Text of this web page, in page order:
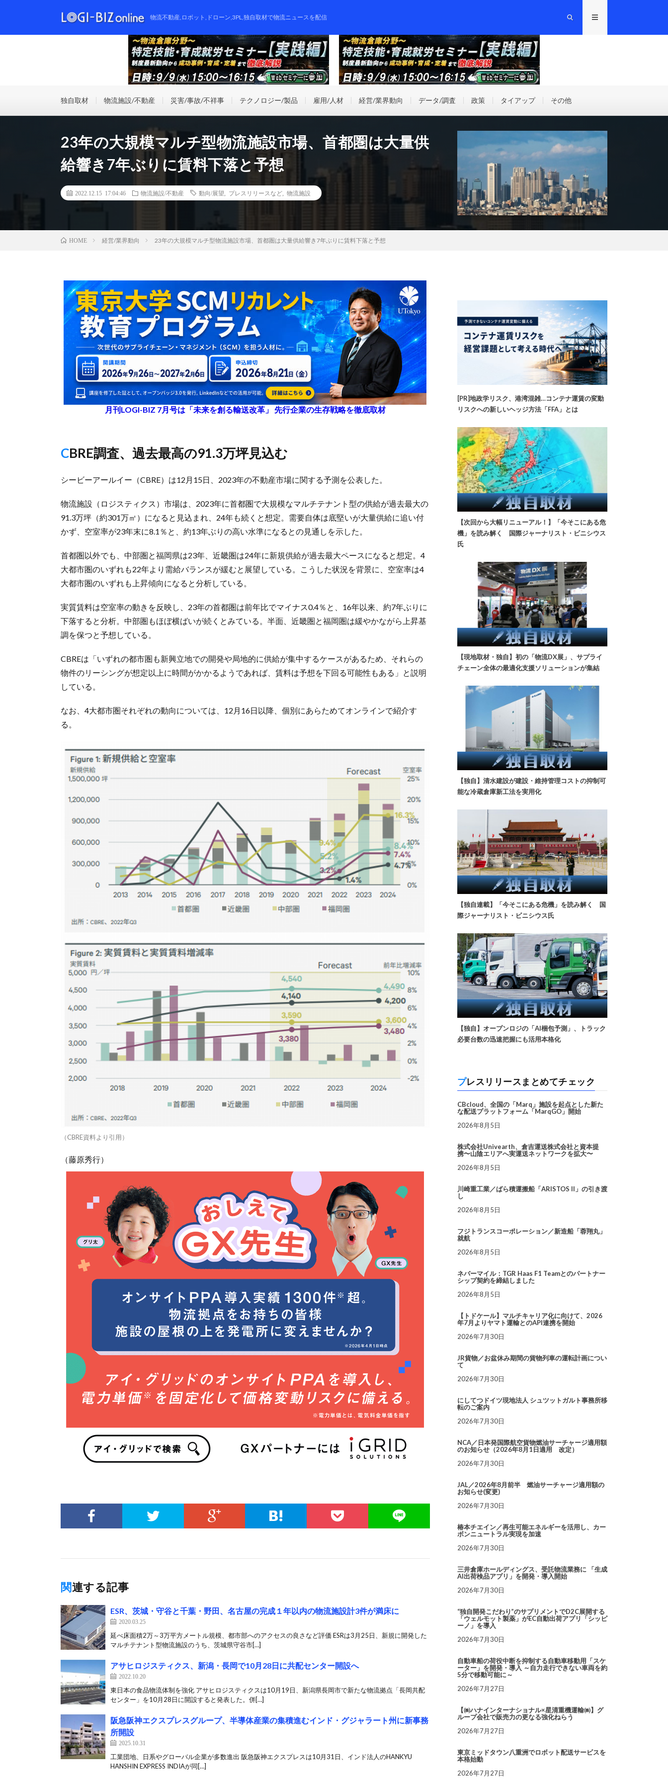
物流不動産,ロボット,ドローン,3PL,独自取材で物流ニュースを配信
独自取材 物流施設/不動産 災害/事故/不祥事 テクノロジー/製品 雇用/人材 経営/業界動向 データ/調査 政策 タイアップ その他
23年の大規模マルチ型物流施設市場、首都圏は大量供
給響き7年ぶりに賃料下落と予想
2022.12.15 17:04:46 物流施設/不動産 動向/展望 プレスリリースなど 物流施設
HOME 経営/業界動向 23年の大規模マルチ型物流施設市場、首都圏は大量供給響き7年ぶりに賃料下落と予想
月刊LOGI-BIZ 7月号は「未来を創る輸送改革」 先行企業の生存戦略を徹底取材
CBRE調査、過去最高の91.3万坪見込む
シービーアールイー（CBRE）は12月15日、2023年の不動産市場に関する予測を公表した。
物流施設（ロジスティクス）市場は、2023年に首都圏で大規模なマルチテナント型の供給が過去最大の
91.3万坪（約301万㎡）になると見込まれ、24年も続くと想定。需要自体は底堅いが大量供給に追い付
かず、空室率が23年末に8.1％と、約13年ぶりの高い水準になるとの見通しを示した。
首都圏以外でも、中部圏と福岡県は23年、近畿圏は24年に新規供給が過去最大ペースになると想定。4
大都市圏のいずれも22年より需給バランスが緩むと展望している。こうした状況を背景に、空室率は4
大都市圏のいずれも上昇傾向になると分析している。
実質賃料は空室率の動きを反映し、23年の首都圏は前年比でマイナス0.4％と、16年以来、約7年ぶりに
下落すると分析。中部圏もほぼ横ばいが続くとみている。半面、近畿圏と福岡圏は緩やかながら上昇基
調を保つと予想している。
CBREは「いずれの都市圏も新興立地での開発や局地的に供給が集中するケースがあるため、それらの
物件のリーシングが想定以上に時間がかかるようであれば、賃料は予想を下回る可能性もある」と説明
している。
なお、4大都市圏それぞれの動向については、12月16日以降、個別にあらためてオンラインで紹介す
る。
（CBRE資料より引用）
（藤原秀行）
関連する記事
ESR、茨城・守谷と千葉・野田、名古屋の完成１年以内の物流施設計3件が満床に
2020.03.25
延べ床面積2万～3万平方メートル規模、都市部へのアクセスの良さなど評価 ESRは3月25日、新規に開発した
マルチテナント型物流施設のうち、茨城県守谷市[…]
アサヒロジスティクス、新潟・長岡で10月28日に共配センター開設へ
2022.10.20
東日本の食品物流体制を強化 アサヒロジスティクスは10月19日、新潟県長岡市で新たな物流拠点「長岡共配
センター」を10月28日に開設すると発表した。併[…]
阪急阪神エクスプレスグループ、半導体産業の集積進むインド・グジャラート州に新事務
所開設
2025.10.31
工業団地、日系やグローバル企業が多数進出 阪急阪神エクスプレスは10月31日、インド法人のHANKYU
HANSHIN EXPRESS INDIAが同[…]
[PR]地政学リスク、港湾混雑…コンテナ運賃の変動
リスクへの新しいヘッジ方法「FFA」とは
【次回から大幅リニューアル！】「今そこにある危
機」を読み解く 国際ジャーナリスト・ビニシウス
氏
【現地取材・独自】初の「物流DX展」、サプライ
チェーン全体の最適化支援ソリューションが集結
【独自】清水建設が建設・維持管理コストの抑制可
能な冷蔵倉庫新工法を実用化
【独自連載】「今そこにある危機」を読み解く 国
際ジャーナリスト・ビニシウス氏
【独自】オープンロジの「AI梱包予測」、トラック
必要台数の迅速把握にも活用本格化
プレスリリースまとめてチェック
CBcloud、全国の「Marq」施設を起点とした新た
な配送プラットフォーム「MarqGO」開始
2026年8月5日
株式会社Univearth、倉吉運送株式会社と資本提
携〜山陰エリアへ実運送ネットワークを拡大〜
2026年8月5日
川崎重工業／ばら積運搬船「ARISTOS II」の引き渡
し
2026年8月5日
フジトランスコーポレーション／新造船「蓉翔丸」
就航
2026年8月5日
ネバーマイル：TGR Haas F1 Teamとのパートナー
シップ契約を締結しました
2026年8月5日
【トドケール】マルチキャリア化に向けて、2026
年7月よりヤマト運輸とのAPI連携を開始
2026年7月30日
JR貨物／お盆休み期間の貨物列車の運転計画につい
て
2026年7月30日
にしてつドイツ現地法人 シュツットガルト事務所移
転のご案内
2026年7月30日
NCA／日本発国際航空貨物燃油サーチャージ適用額
のお知らせ（2026年8月1日適用 改定）
2026年7月30日
JAL／2026年8月前半 燃油サーチャージ適用額の
お知らせ(変更)
2026年7月30日
椿本チエイン／再生可能エネルギーを活用し、カー
ボンニュートラル実現を加速
2026年7月30日
三井倉庫ホールディングス、受託物流業務に 「生成
AI出荷検品アプリ」を開発・導入開始
2026年7月30日
“独自開発こだわり”のサプリメントでD2C展開する
「ウェルモット製薬」がEC自動出荷アプリ「シッピ
ーノ」を導入
2026年7月30日
自動車船の荷役中断を抑制する自動車移動用「スケ
ーター」を開発・導入 ～自力走行できない車両を約
5分で移動可能に～
2026年7月27日
【㈱ハナインターナショナル×星清重機運輸㈱】グ
ループ会社で販売力の更なる強化ねらう
2026年7月27日
東京ミッドタウン八重洲でロボット配送サービスを
本格始動
2026年7月27日